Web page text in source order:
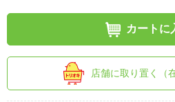
カートに
店舗に取り置く（